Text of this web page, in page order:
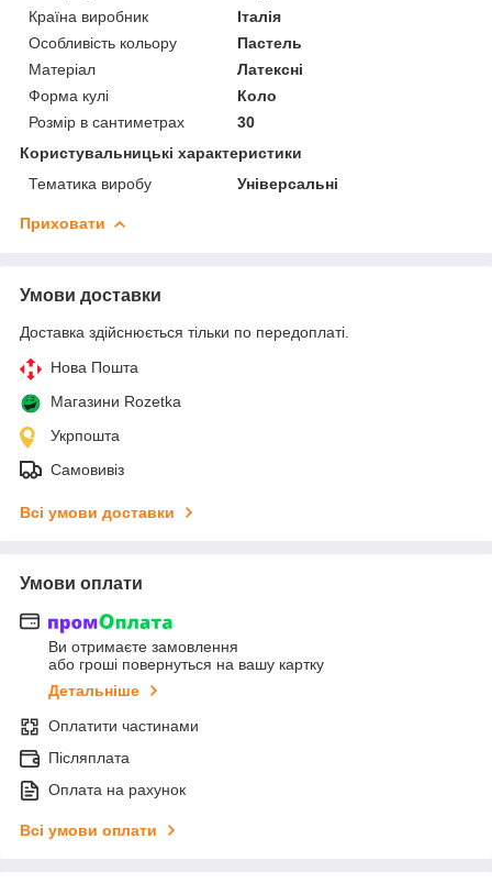
Країна виробник
Італія
Особливість кольору
Пастель
Матеріал
Латексні
Форма кулі
Коло
Розмір в сантиметрах
30
Користувальницькі характеристики
Тематика виробу
Універсальні
Приховати
Умови доставки
Доставка здійснюється тільки по передоплаті.
Нова Пошта
Магазини Rozetka
Укрпошта
Самовивіз
Всі умови доставки
Умови оплати
Ви отримаєте замовлення
або гроші повернуться на вашу картку
Детальніше
Оплатити частинами
Післяплата
Оплата на рахунок
Всі умови оплати